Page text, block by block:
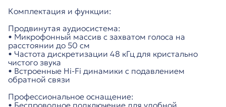
Комплектация и функции:
Продвинутая аудиосистема:
• Микрофонный массив с захватом голоса на
расстоянии до 50 см
• Частота дискретизации 48 кГц для кристально
чистого звука
• Встроенные Hi-Fi динамики с подавлением
обратной связи
Профессиональное оснащение: